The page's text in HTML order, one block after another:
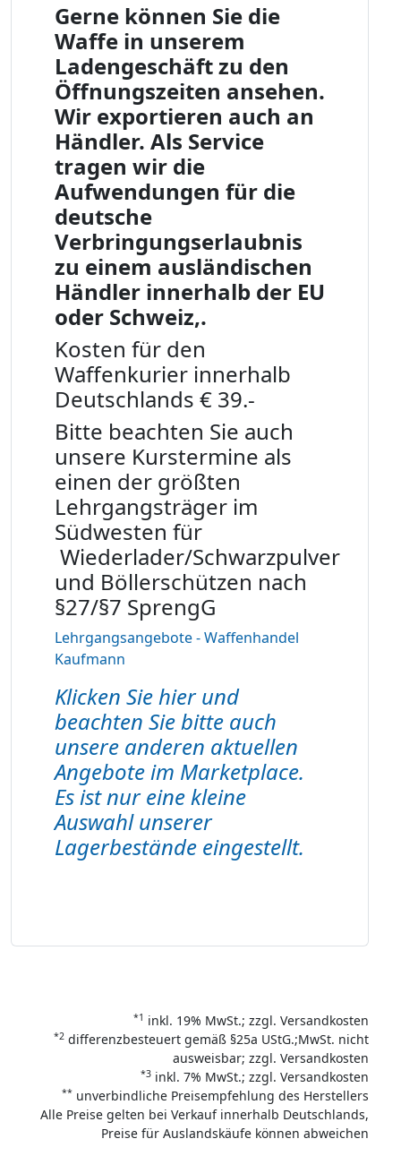
Gerne können Sie die
Waffe in unserem
Ladengeschäft zu den
Öffnungszeiten ansehen.
Wir exportieren auch an
Händler. Als Service
tragen wir die
Aufwendungen für die
deutsche
Verbringungserlaubnis
zu einem ausländischen
Händler innerhalb der EU
oder Schweiz,.
Kosten für den
Waffenkurier innerhalb
Deutschlands € 39.-
Bitte beachten Sie auch
unsere Kurstermine als
einen der größten
Lehrgangsträger im
Südwesten für
Wiederlader/Schwarzpulver
und Böllerschützen nach
§27/§7 SprengG
Lehrgangsangebote - Waffenhandel
Kaufmann
Klicken Sie hier und
beachten Sie bitte auch
unsere anderen aktuellen
Angebote im Marketplace.
Es ist nur eine kleine
Auswahl unserer
Lagerbestände eingestellt.
*1 inkl. 19% MwSt.; zzgl. Versandkosten
*2 differenzbesteuert gemäß §25a UStG.;MwSt. nicht
ausweisbar; zzgl. Versandkosten
*3 inkl. 7% MwSt.; zzgl. Versandkosten
** unverbindliche Preisempfehlung des Herstellers
Alle Preise gelten bei Verkauf innerhalb Deutschlands,
Preise für Auslandskäufe können abweichen